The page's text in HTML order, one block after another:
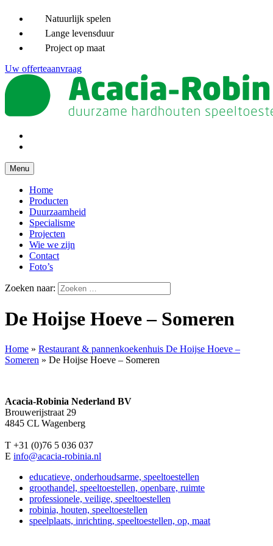
Natuurlijk spelen
Lange levensduur
Project op maat
Uw offerteaanvraag
Menu
Home
Producten
Duurzaamheid
Specialisme
Projecten
Wie we zijn
Contact
Foto’s
Zoeken naar:
De Hoijse Hoeve – Someren
Home » Restaurant & pannenkoekenhuis De Hoijse Hoeve –
Someren » De Hoijse Hoeve – Someren
Acacia-Robinia Nederland BV
Brouwerijstraat 29
4845 CL Wagenberg
T +31 (0)76 5 036 037
E info@acacia-robinia.nl
educatieve, onderhoudsarme, speeltoestellen
groothandel, speeltoestellen, openbare, ruimte
professionele, veilige, speeltoestellen
robinia, houten, speeltoestellen
speelplaats, inrichting, speeltoestellen, op, maat